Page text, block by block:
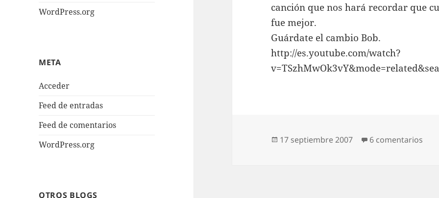
WordPress.org
META
Acceder
Feed de entradas
Feed de comentarios
WordPress.org
OTROS BLOGS
canción que nos hará recordar que
fue mejor.
Guárdate el cambio Bob.
http://es.youtube.com/watch?
Publicado
17 septiembre 2007 6 comentarios